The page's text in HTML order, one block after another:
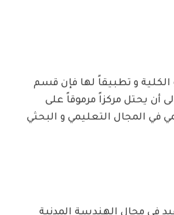
الكلية و تطبيقاً لها فإن قسم
أن يحتل مركزاً مرموقاً على
في المجال التعليمي و البحثي
في مجال الهندسة المدنية